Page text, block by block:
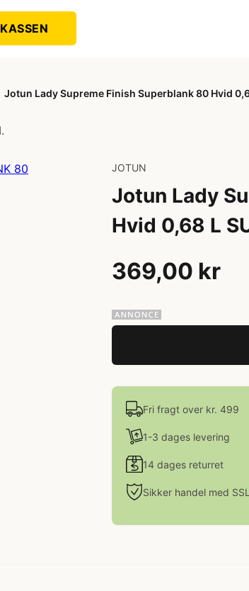
Jotun Lady Supreme Finish Superblank 80 Hvid
JOTUN
Jotun Lady
Hvid 0,68 L
369,00 kr
Fri fragt over kr. 499
1-3 dages levering
14 dages returret
Sikker handel med SSL